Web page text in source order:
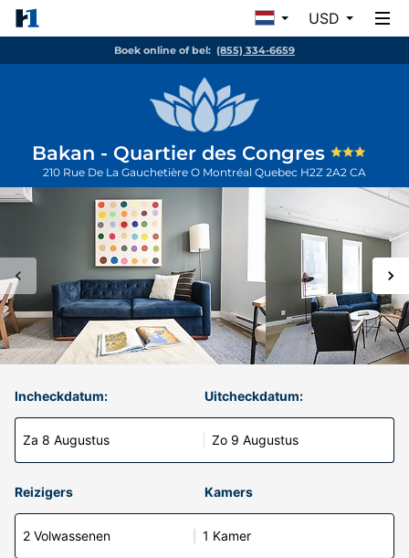
USD
Boek online of bel: (855) 334-6659
Bakan - Quartier des Congres
210 Rue De La Gauchetière O Montréal Quebec H2Z 2A2 CA
Incheckdatum:
Za 8 Augustus
Uitcheckdatum:
Zo 9 Augustus
Reizigers Kamers
2 Volwassenen 1 Kamer